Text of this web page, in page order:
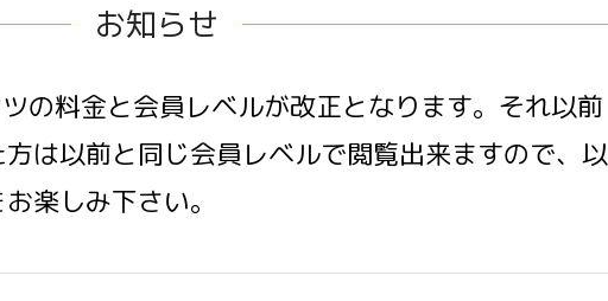
お知らせ
の料金と会員レベルが改正となります。それ以前
は以前と同じ会員レベルで閲覧出来ますので、以
楽しみ下さい。